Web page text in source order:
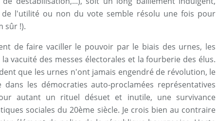
l'utilité ou non du vote semble résolu une fois pour
sûr !).
de faire vaciller le pouvoir par le biais des urnes, les
vacuité des messes électorales et la fourberie des élus.
que les urnes n'ont jamais engendré de révolution, le
les démocraties auto-proclamées représentatives
autant un rituel désuet et inutile, une survivance
sociales du 20ème siècle. Je crois bien au contraire